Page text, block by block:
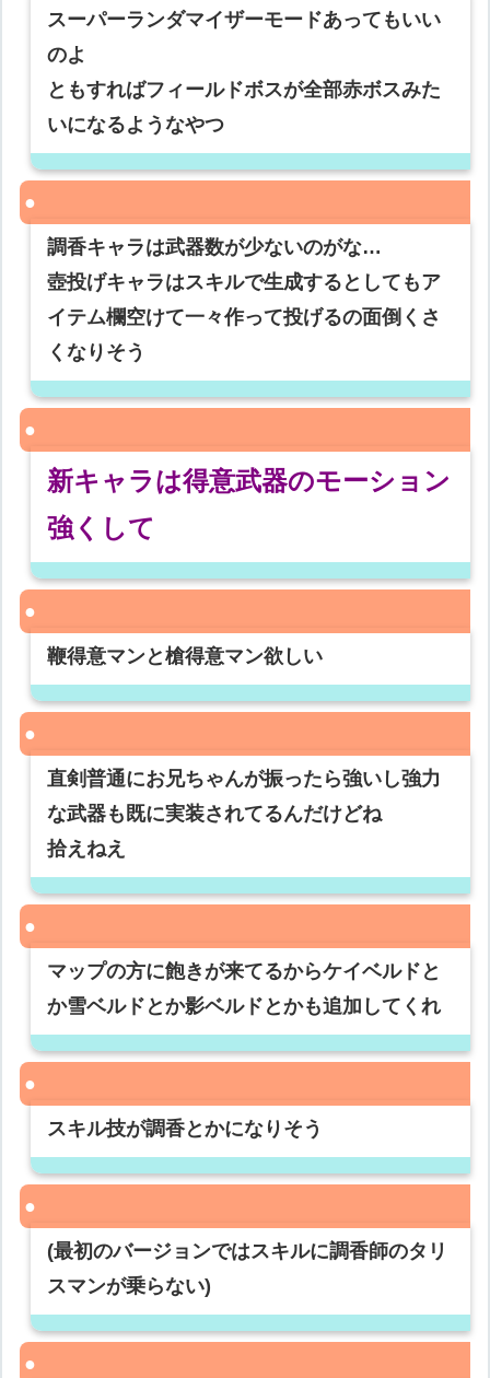
スーパーランダマイザーモードあってもいい
のよ
ともすればフィールドボスが全部赤ボスみた
いになるようなやつ
調香キャラは武器数が少ないのがな…
壺投げキャラはスキルで生成するとしてもア
イテム欄空けて一々作って投げるの面倒くさ
くなりそう
新キャラは得意武器のモーション
強くして
鞭得意マンと槍得意マン欲しい
直剣普通にお兄ちゃんが振ったら強いし強力
な武器も既に実装されてるんだけどね
拾えねえ
マップの方に飽きが来てるからケイベルドと
か雪ベルドとか影ベルドとかも追加してくれ
スキル技が調香とかになりそう
(最初のバージョンではスキルに調香師のタリ
スマンが乗らない)